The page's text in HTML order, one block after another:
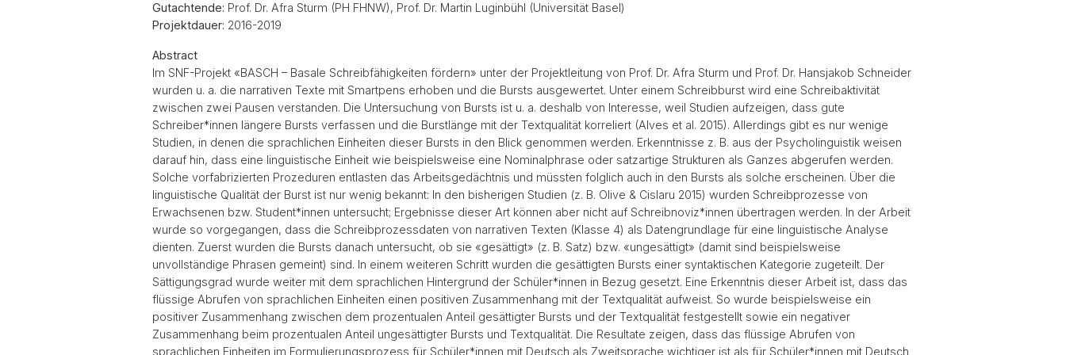
Gutachtende: Prof. Dr. Afra Sturm (PH FHNW), Prof. Dr. Martin Luginbühl (Universität Basel)
Projektdauer: 2016-2019
Abstract
Im SNF-Projekt «BASCH – Basale Schreibfähigkeiten fördern» unter der Projektleitung von Prof. Dr. Afra Sturm und Prof. Dr. Hansjakob Schneider
wurden u. a. die narrativen Texte mit Smartpens erhoben und die Bursts ausgewertet. Unter einem Schreibburst wird eine Schreibaktivität
zwischen zwei Pausen verstanden. Die Untersuchung von Bursts ist u. a. deshalb von Interesse, weil Studien aufzeigen, dass gute
Schreiber*innen längere Bursts verfassen und die Burstlänge mit der Textqualität korreliert (Alves et al. 2015). Allerdings gibt es nur wenige
Studien, in denen die sprachlichen Einheiten dieser Bursts in den Blick genommen werden. Erkenntnisse z. B. aus der Psycholinguistik weisen
darauf hin, dass eine linguistische Einheit wie beispielsweise eine Nominalphrase oder satzartige Strukturen als Ganzes abgerufen werden.
Solche vorfabrizierten Prozeduren entlasten das Arbeitsgedächtnis und müssten folglich auch in den Bursts als solche erscheinen. Über die
linguistische Qualität der Burst ist nur wenig bekannt: In den bisherigen Studien (z. B. Olive & Cislaru 2015) wurden Schreibprozesse von
Erwachsenen bzw. Student*innen untersucht; Ergebnisse dieser Art können aber nicht auf Schreibnoviz*innen übertragen werden. In der Arbeit
wurde so vorgegangen, dass die Schreibprozessdaten von narrativen Texten (Klasse 4) als Datengrundlage für eine linguistische Analyse
dienten. Zuerst wurden die Bursts danach untersucht, ob sie «gesättigt» (z. B. Satz) bzw. «ungesättigt» (damit sind beispielsweise
unvollständige Phrasen gemeint) sind. In einem weiteren Schritt wurden die gesättigten Bursts einer syntaktischen Kategorie zugeteilt. Der
Sättigungsgrad wurde weiter mit dem sprachlichen Hintergrund der Schüler*innen in Bezug gesetzt. Eine Erkenntnis dieser Arbeit ist, dass das
flüssige Abrufen von sprachlichen Einheiten einen positiven Zusammenhang mit der Textqualität aufweist. So wurde beispielsweise ein
positiver Zusammenhang zwischen dem prozentualen Anteil gesättigter Bursts und der Textqualität festgestellt sowie ein negativer
Zusammenhang beim prozentualen Anteil ungesättigter Bursts und Textqualität. Die Resultate zeigen, dass das flüssige Abrufen von
sprachlichen Einheiten im Formulierungsprozess für Schüler*innen mit Deutsch als Zweitsprache wichtiger ist als für Schüler*innen mit Deutsch